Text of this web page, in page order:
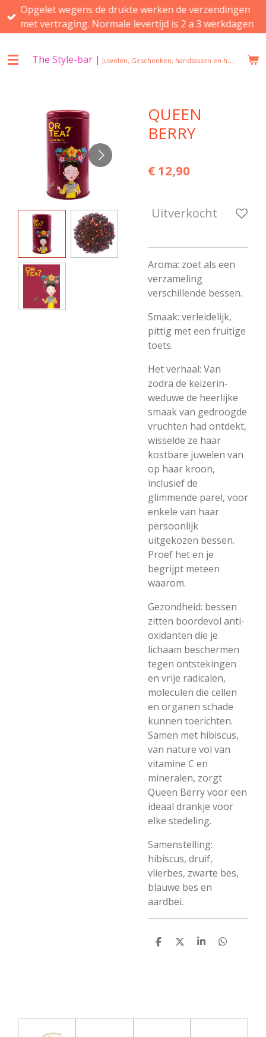
Ga
direct
de
Opgelet wegens de drukte werken de verzendingen
met vertraging. Normale levertijd is 2 a 3 werkdagen
The Style-bar | Juwelen, Geschenken, handtassen en huisgeuren in Beveren
QUEEN
BERRY
€ 12,90
Uitverkocht
Aroma: zoet als een
verzameling
verschillende bessen.
Smaak: verleidelijk,
pittig met een fruitige
toets.
Het verhaal: Van
zodra de keizerin-
weduwe de heerlijke
smaak van gedroogde
vruchten had ontdekt,
wisselde ze haar
kostbare juwelen van
op haar kroon,
inclusief de
glimmende parel, voor
enkele van haar
persoonlijk
uitgekozen bessen.
Proef het en je
begrijpt meteen
waarom.
Gezondheid: bessen
zitten boordevol anti-
oxidanten die je
lichaam beschermen
tegen ontstekingen
en vrije radicalen,
moleculen die cellen
en organen schade
kunnen toerichten.
Samen met hibiscus,
van nature vol van
vitamine C en
mineralen, zorgt
Queen Berry voor een
ideaal drankje voor
elke stedeling.
Samenstelling:
hibiscus, druif,
vlierbes, zwarte bes,
blauwe bes en
aardbei.
D
D
S
D